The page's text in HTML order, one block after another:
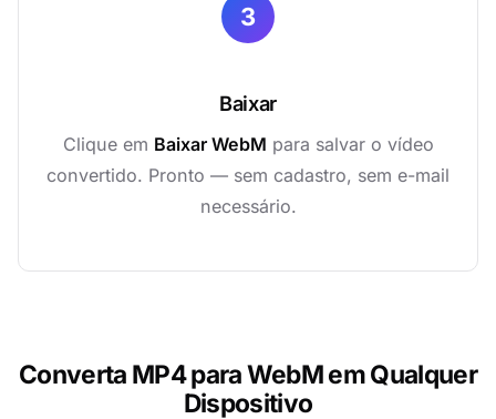
3
Baixar
Clique em Baixar WebM para salvar o vídeo
convertido. Pronto — sem cadastro, sem e-mail
necessário.
Converta MP4 para WebM em Qualquer
Dispositivo